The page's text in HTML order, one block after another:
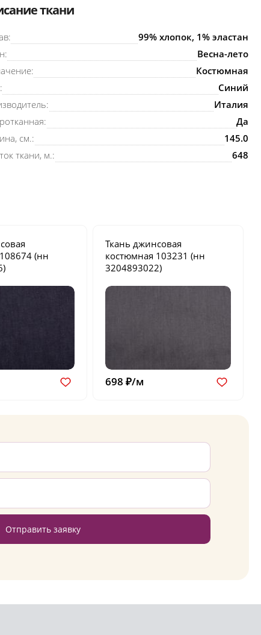
ткани
99% хлопок, 1% эластан
Весна-лето
Костюмная
Синий
Италия
Да
см.:
145.0
ткани, м.:
648
108674 (нн
Ткань джинсовая
костюмная 103231 (нн
3204893022)
698 ₽/м
Отправить заявку